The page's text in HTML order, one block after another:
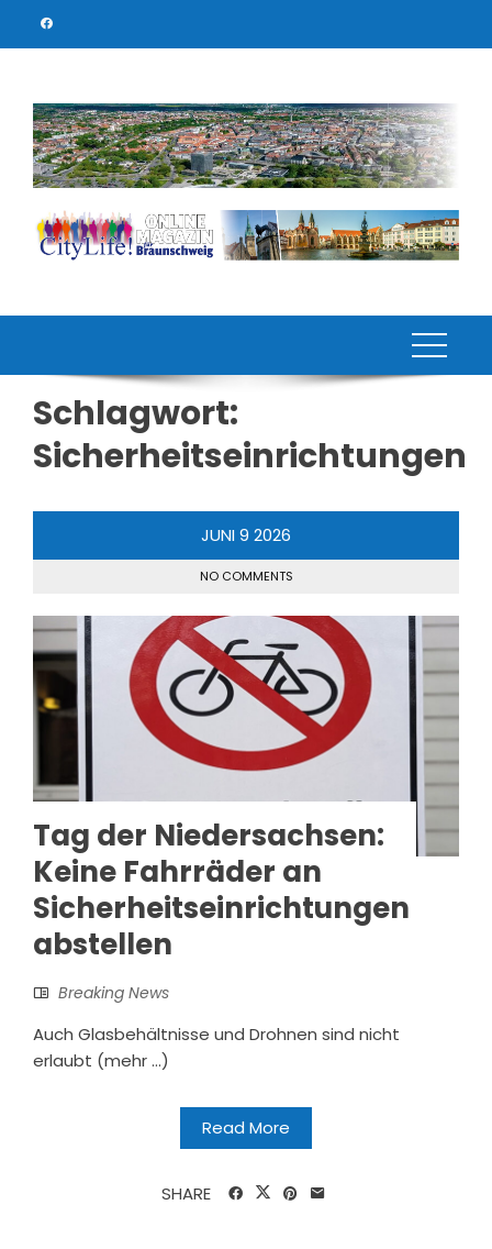
Schlagwort:
Sicherheitseinrichtungen
JUNI9 2026
NO COMMENTS
Tag der Niedersachsen:
Keine Fahrräder an
Sicherheitseinrichtungen
abstellen
Breaking News
Auch Glasbehältnisse und Drohnen sind nicht
erlaubt (mehr …)
Read More
SHARE